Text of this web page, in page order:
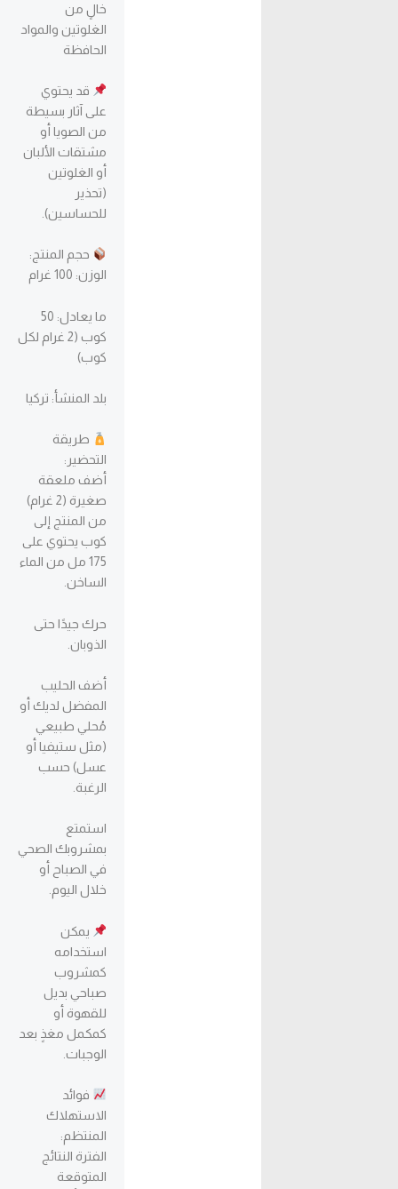
خالٍ من
الغلوتين والمواد
الحافظة
قد يحتوي
على آثار بسيطة
من الصويا أو
مشتقات الألبان
أو الغلوتين
(تحذير
للحساسين).
حجم المنتج:
الوزن: 100 غرام
ما يعادل: 50
كوب (2 غرام لكل
كوب)
بلد المنشأ: تركيا
طريقة
التحضير:
أضف ملعقة
صغيرة (2 غرام)
من المنتج إلى
كوب يحتوي على
175 مل من الماء
الساخن.
حرك جيدًا حتى
الذوبان.
أضف الحليب
المفضل لديك أو
مُحلي طبيعي
(مثل ستيفيا أو
عسل) حسب
الرغبة.
استمتع
بمشروبك الصحي
في الصباح أو
خلال اليوم.
يمكن
استخدامه
كمشروب
صباحي بديل
للقهوة أو
كمكمل مغذٍ بعد
الوجبات.
فوائد
الاستهلاك
المنتظم:
الفترة النتائج
المتوقعة